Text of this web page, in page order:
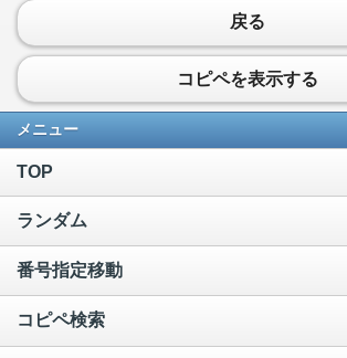
戻る
コピペを表示する
メニュー
TOP
ランダム
番号指定移動
コピペ検索